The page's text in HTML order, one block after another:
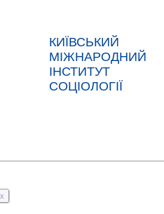
КИЇВСЬКИЙ
МІЖНАРОДНИЙ
ІНСТИТУТ
СОЦІОЛОГІЇ
x